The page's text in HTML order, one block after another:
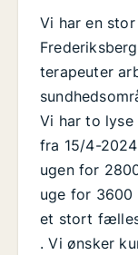
Vi har en
terapeuter
Vi har to
fra 15/4-
ugen for
uge for 3600
et stort
. Vi ønsker